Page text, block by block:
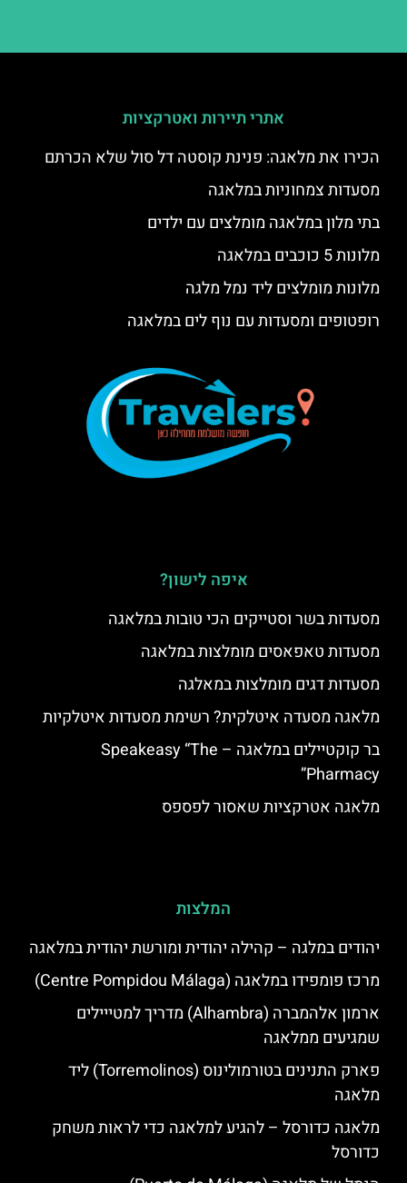
אתרי תיירות ואטרקציות
הכירו את מלאגה: פנינת קוסטה דל סול שלא הכרתם
מסעדות צמחוניות במלאגה
בתי מלון במלאגה מומלצים עם ילדים
מלונות 5 כוכבים במלאגה
מלונות מומלצים ליד נמל מלגה
רופטופים ומסעדות עם נוף לים במלאגה
איפה לישון?
מסעדות בשר וסטייקים הכי טובות במלאגה
מסעדות טאפאסים מומלצות במלאגה
מסעדות דגים מומלצות במאלגה
מלאגה מסעדה איטלקית? רשימת מסעדות איטלקיות
בר קוקטיילים במלאגה – Speakeasy “The
Pharmacy”
מלאגה אטרקציות שאסור לפספס
המלצות
יהודים במלגה – קהילה יהודית ומורשת יהודית במלאגה
מרכז פומפידו במלאגה (Centre Pompidou Málaga)
ארמון אלהמברה (Alhambra) מדריך למטייילים
שמגיעים ממלאגה
פארק התנינים בטורמולינוס (Torremolinos) ליד
מלאגה
מלאגה כדורסל – להגיע למלאגה כדי לראות משחק
כדורסל